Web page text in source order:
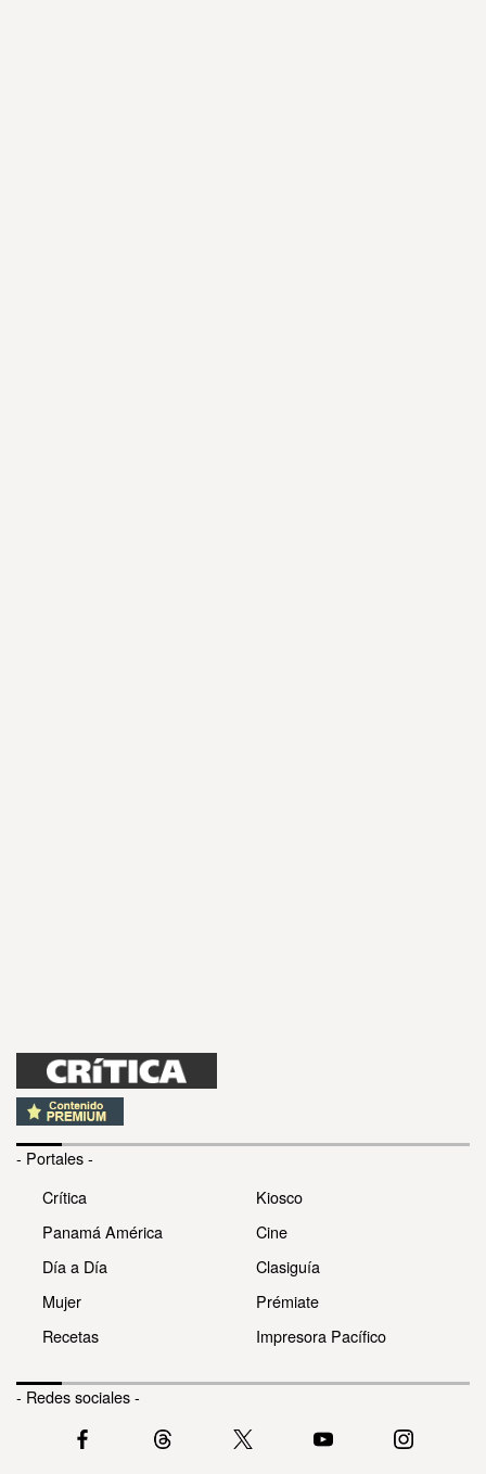
- Portales -
Crítica
Panamá América
Día a Día
Mujer
Recetas
Kiosco
Cine
Clasiguía
Prémiate
Impresora Pacífico
- Redes sociales -